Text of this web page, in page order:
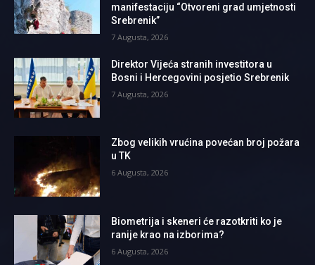
manifestaciju “Otvoreni grad umjetnosti
Srebrenik”
7 Augusta, 2026
Direktor Vijeća stranih investitora u
Bosni i Hercegovini posjetio Srebrenik
7 Augusta, 2026
Zbog velikih vrućina povećan broj požara
u TK
6 Augusta, 2026
Biometrija i skeneri će razotkriti ko je
ranije krao na izborima?
6 Augusta, 2026